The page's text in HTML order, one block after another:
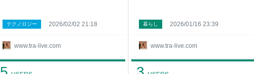
www.tra-live.com
テクノロジー 2026/02/02 21:18
www.tra-live.com
暮らし 2026/01/16 23:39